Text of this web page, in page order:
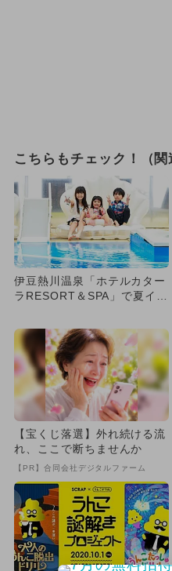
こちらもチェック！（関
伊豆熱川温泉「ホテルカター
ラRESORT＆SPA」で夏イベ
【宝くじ落選】外れ続ける流
れ、ここで断ちませんか
【PR】合同会社デジタルファーム